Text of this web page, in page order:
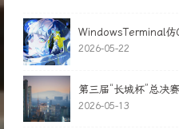
WindowsTerminal
2026-05-22
第三届“长城杯”总决
2026-05-13